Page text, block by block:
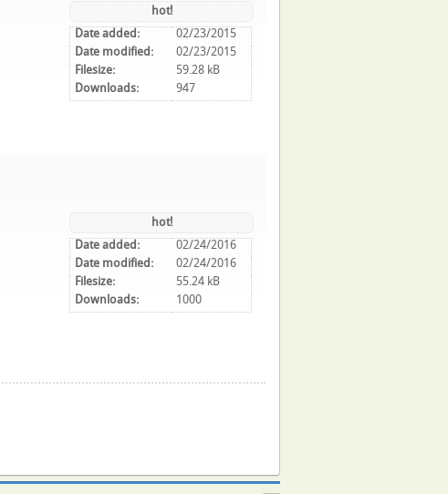
hot!
Date added:
02/23/2015
Date modified:
02/23/2015
Filesize:
59.28 kB
Downloads:
947
hot!
Date added:
02/24/2016
Date modified:
02/24/2016
Filesize:
55.24 kB
Downloads:
1000